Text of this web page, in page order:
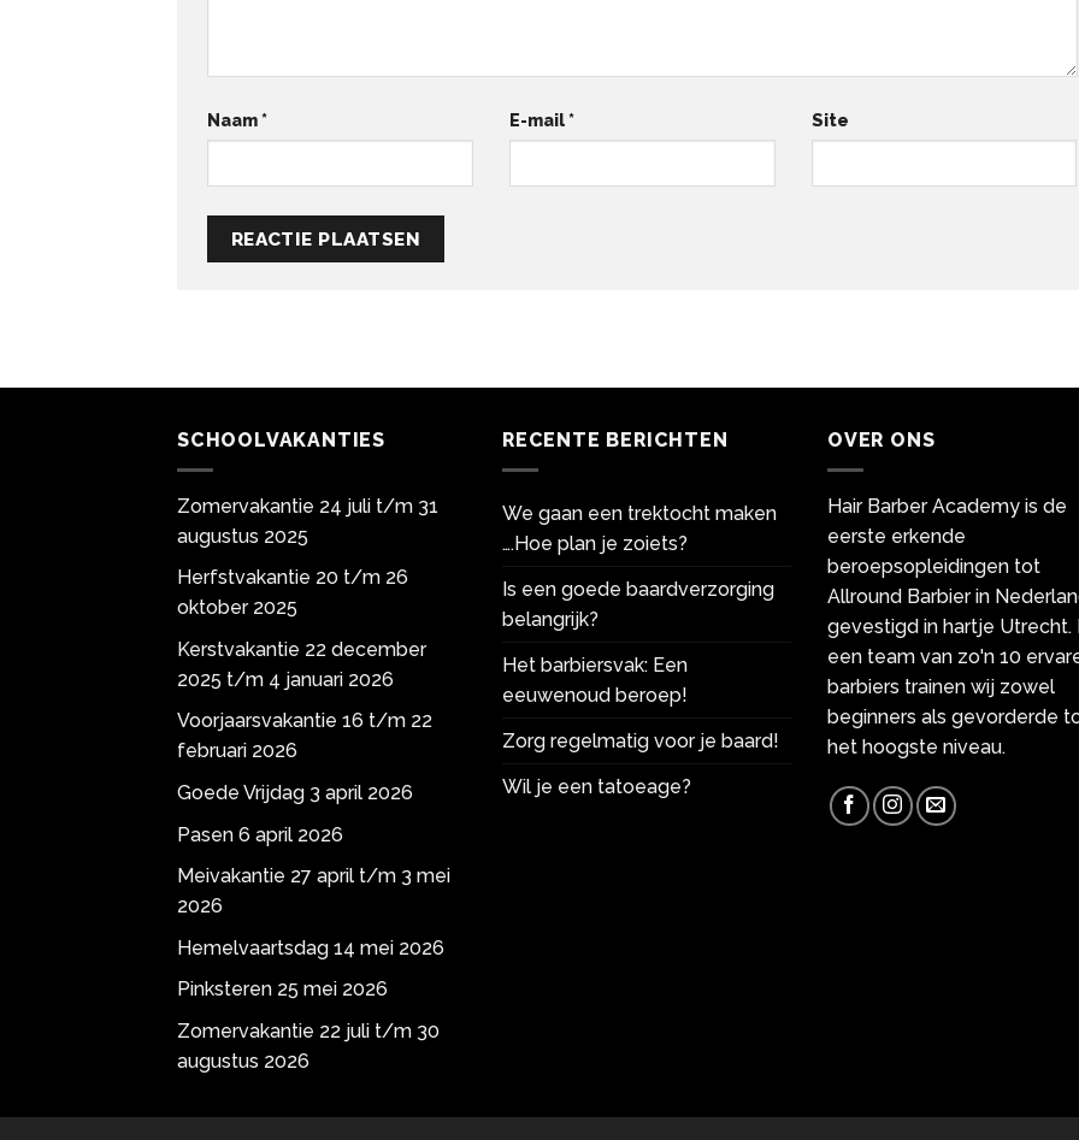
Naam* E-mail* Site
SCHOOLVAKANTIES
Zomervakantie 24 juli t/m 31
augustus 2025
Herfstvakantie 20 t/m 26
oktober 2025
Kerstvakantie 22 december
2025 t/m 4 januari 2026
Voorjaarsvakantie 16 t/m 22
februari 2026
Goede Vrijdag 3 april 2026
Pasen 6 april 2026
Meivakantie 27 april t/m 3 mei
2026
Hemelvaartsdag 14 mei 2026
Pinksteren 25 mei 2026
Zomervakantie 22 juli t/m 30
augustus 2026
RECENTE BERICHTEN
We gaan een trektocht maken
….Hoe plan je zoiets?
Is een goede baardverzorging
belangrijk?
Het barbiersvak: Een
eeuwenoud beroep!
Zorg regelmatig voor je baard!
Wil je een tatoeage?
OVER ONS
Hair Barber Academy is de
eerste erkende
beroepsopleidingen tot
Allround Barbier in
gevestigd in hartje Utrecht.
een team van zo'n 10
barbiers trainen wij zowel
beginners als gevorderde
het hoogste niveau.